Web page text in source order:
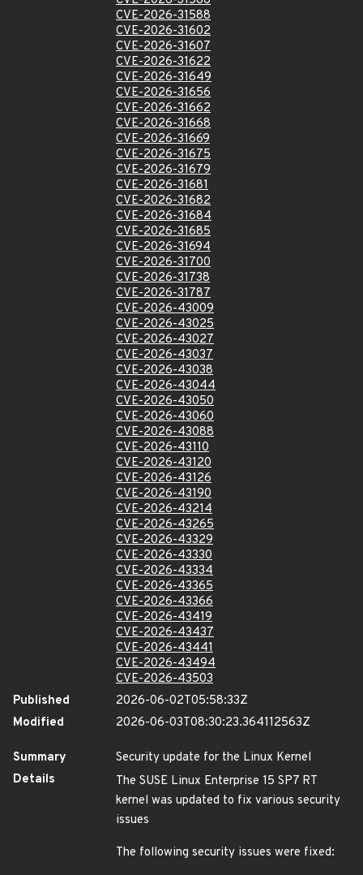
CVE-2026-31588
CVE-2026-31602
CVE-2026-31607
CVE-2026-31622
CVE-2026-31649
CVE-2026-31656
CVE-2026-31662
CVE-2026-31668
CVE-2026-31669
CVE-2026-31675
CVE-2026-31679
CVE-2026-31681
CVE-2026-31682
CVE-2026-31684
CVE-2026-31685
CVE-2026-31694
CVE-2026-31700
CVE-2026-31738
CVE-2026-31787
CVE-2026-43009
CVE-2026-43025
CVE-2026-43027
CVE-2026-43037
CVE-2026-43038
CVE-2026-43044
CVE-2026-43050
CVE-2026-43060
CVE-2026-43088
CVE-2026-43110
CVE-2026-43120
CVE-2026-43126
CVE-2026-43190
CVE-2026-43214
CVE-2026-43265
CVE-2026-43329
CVE-2026-43330
CVE-2026-43334
CVE-2026-43365
CVE-2026-43366
CVE-2026-43419
CVE-2026-43437
CVE-2026-43441
CVE-2026-43494
CVE-2026-43503
Published
2026-06-02T05:58:33Z
Modified
2026-06-03T08:30:23.364112563Z
Summary
Security update for the Linux Kernel
Details
The SUSE Linux Enterprise 15 SP7 RT
kernel was updated to fix various security
issues
The following security issues were fixed: